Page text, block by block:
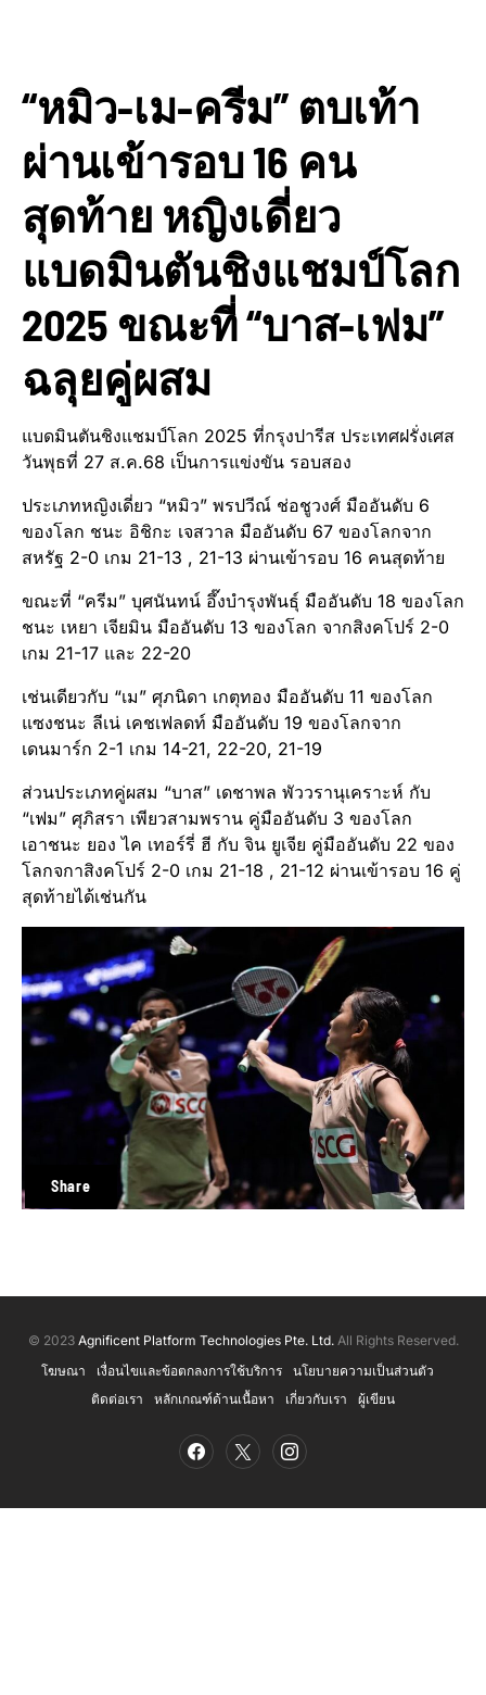
Share
“หมิว-เม-ครีม” ตบเท้า
ผ่านเข้ารอบ 16 คน
สุดท้าย หญิงเดี่ยว
แบดมินตันชิงแชมป์โลก
2025 ขณะที่ “บาส-เฟม”
ฉลุยคู่ผสม
แบดมินตันชิงแชมป์โลก 2025 ที่กรุงปารีส ประเทศฝรั่งเศส
วันพุธที่ 27 ส.ค.68 เป็นการแข่งขัน รอบสอง
ประเภทหญิงเดี่ยว “หมิว” พรปวีณ์ ช่อชูวงศ์ มืออันดับ 6
ของโลก ชนะ อิชิกะ เจสวาล มืออันดับ 67 ของโลกจาก
สหรัฐ 2-0 เกม 21-13 , 21-13 ผ่านเข้ารอบ 16 คนสุดท้าย
ขณะที่ “ครีม” บุศนันทน์ อึ๊งบำรุงพันธุ์ มืออันดับ 18 ของโลก
ชนะ เหยา เจียมิน มืออันดับ 13 ของโลก จากสิงคโปร์ 2-0
เกม 21-17 และ 22-20
เช่นเดียวกับ “เม” ศุภนิดา เกตุทอง มืออันดับ 11 ของโลก
แซงชนะ ลีเน่ เคชเฟลดท์ มืออันดับ 19 ของโลกจาก
เดนมาร์ก 2-1 เกม 14-21, 22-20, 21-19
ส่วนประเภทคู่ผสม “บาส” เดชาพล พัววรานุเคราะห์ กับ
“เฟม” ศุภิสรา เพียวสามพราน คู่มืออันดับ 3 ของโลก
เอาชนะ ยอง ไค เทอร์รี่ ฮี กับ จิน ยูเจีย คู่มืออันดับ 22 ของ
โลกจกาสิงคโปร์ 2-0 เกม 21-18 , 21-12 ผ่านเข้ารอบ 16 คู่
สุดท้ายได้เช่นกัน
© 2023 Agnificent Platform Technologies Pte. Ltd. All Rights Reserved.
โฆษณา เงื่อนไขและข้อตกลงการใช้บริการ
นโยบายความเป็นส่วนตัว
ติดต่อเรา
หลักเกณฑ์ด้านเนื้อหา เกี่ยวกับเรา ผู้เขียน